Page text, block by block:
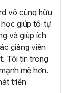
Word,
ở lĩnh vực hay
để làm đồ án,
vô cùng hữu
học giúp tôi tự
và giúp ích
giảng viên
Tôi tin trong
mẽ hơn.
triển.